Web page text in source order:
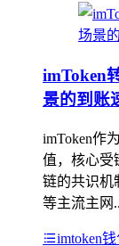
imToken
景的到账
imToken作
值，核心受
链的共识机
等主流主网
imtoken